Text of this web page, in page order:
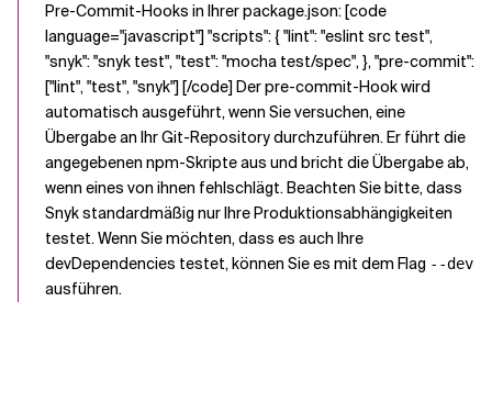
Pre-Commit-Hooks in Ihrer package.json: [code
language="javascript"] "scripts": { "lint": "eslint src test",
"snyk": "snyk test", "test": "mocha test/spec", }, "pre-commit":
["lint", "test", "snyk"] [/code] Der pre-commit-Hook wird
automatisch ausgeführt, wenn Sie versuchen, eine
Übergabe an Ihr Git-Repository durchzuführen. Er führt die
angegebenen npm-Skripte aus und bricht die Übergabe ab,
wenn eines von ihnen fehlschlägt. Beachten Sie bitte, dass
Snyk standardmäßig nur Ihre Produktionsabhängigkeiten
testet. Wenn Sie möchten, dass es auch Ihre
devDependencies testet, können Sie es mit dem Flag --dev
ausführen.